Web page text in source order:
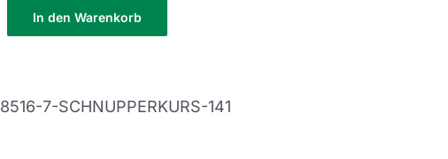
In den Warenkorb
8516-7-SCHNUPPERKURS-141